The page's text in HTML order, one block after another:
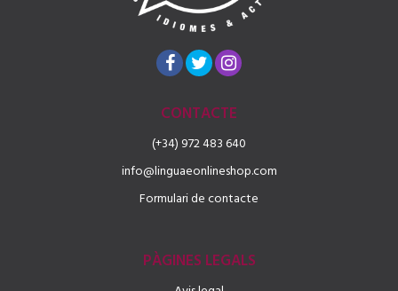
CONTACTE
(+34) 972 483 640
info@linguaeonlineshop.com
Formulari de contacte
PÀGINES LEGALS